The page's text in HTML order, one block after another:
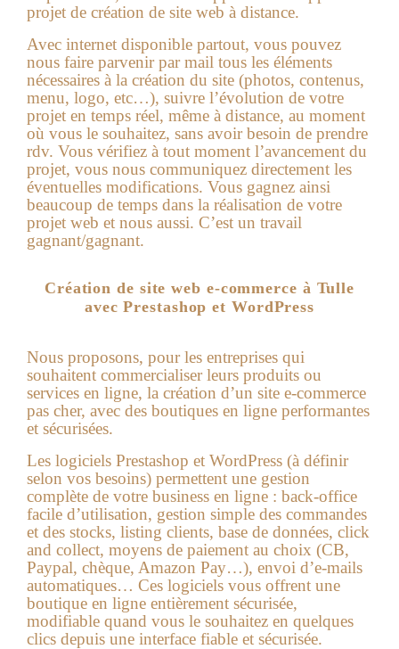
projet de création de site web à distance.
Avec internet disponible partout, vous pouvez
nous faire parvenir par mail tous les éléments
nécessaires à la création du site (photos, contenus,
menu, logo, etc…), suivre l’évolution de votre
projet en temps réel, même à distance, au moment
où vous le souhaitez, sans avoir besoin de prendre
rdv. Vous vérifiez à tout moment l’avancement du
projet, vous nous communiquez directement les
éventuelles modifications. Vous gagnez ainsi
beaucoup de temps dans la réalisation de votre
projet web et nous aussi. C’est un travail
gagnant/gagnant.
Création de site web e-commerce à Tulle
avec Prestashop et WordPress
Nous proposons, pour les entreprises qui
souhaitent commercialiser leurs produits ou
services en ligne, la création d’un site e-commerce
pas cher, avec des boutiques en ligne performantes
et sécurisées.
Les logiciels Prestashop et WordPress (à définir
selon vos besoins) permettent une gestion
complète de votre business en ligne : back-office
facile d’utilisation, gestion simple des commandes
et des stocks, listing clients, base de données, click
and collect, moyens de paiement au choix (CB,
Paypal, chèque, Amazon Pay…), envoi d’e-mails
automatiques… Ces logiciels vous offrent une
boutique en ligne entièrement sécurisée,
modifiable quand vous le souhaitez en quelques
clics depuis une interface fiable et sécurisée.